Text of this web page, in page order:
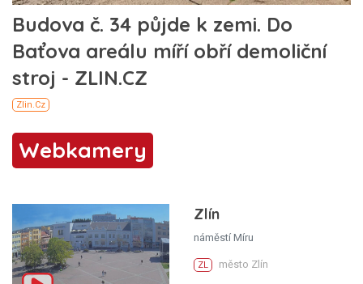
Webkamery
Zlín
náměstí Míru
ZL město Zlín